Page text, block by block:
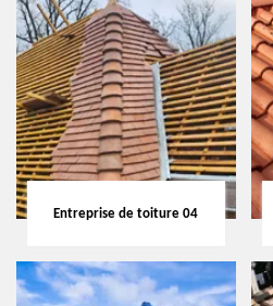
Entreprise de toiture 04